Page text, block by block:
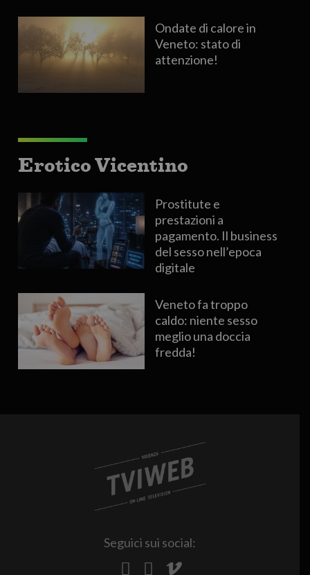
Ondate di calore in
Veneto: stato di
attenzione!
Erotico Vicentino
Prostitute e
prestazioni a
pagamento. Il business
del sesso nell’epoca
digitale
Veneto fa troppo
caldo: niente sesso
meglio una doccia
fredda!
Seguici sui social: